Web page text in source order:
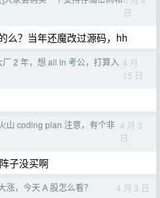
日
么？当年还魔改过源码，hh
厂 2 年，想 all in 考公，打算入 4 月
15 日
山 coding plan 注意，有个非 4 月 3
日
子没买啊
涨，今天 A 股怎么看？ 4 月 3 日